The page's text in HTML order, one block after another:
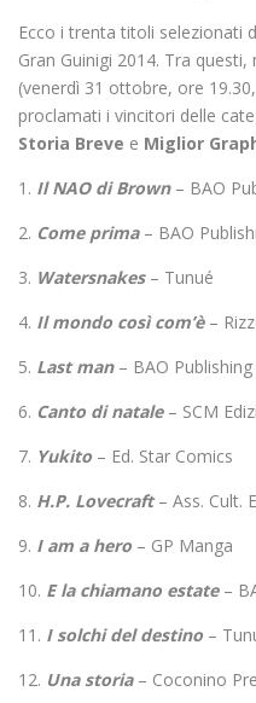
Ecco i trenta titoli selezionati
Gran Guinigi 2014. Tra
(venerdì 31 ottobre, ore
proclamati i vincitori delle
Storia Breve e Miglior
1. Il NAO di Brown– BAO
2. Come prima– BAO
3. Watersnakes– Tunué
4. Il mondo così com’è–
5. Last man– BAO Publishing
6. Canto di natale– SCM
7. Yukito – Ed. Star Comics
8. H.P. Lovecraft– Ass. Cult.
9. I am a hero – GP Manga
10. E la chiamano estate–
11. I solchi del destino –
12. Una storia– Coconino